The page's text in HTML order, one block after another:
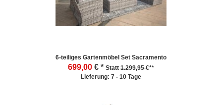
6-teiliges Gartenmöbel Set Sacramento
699,00 € * Statt 1.299,95 €**
Lieferung: 7 - 10 Tage